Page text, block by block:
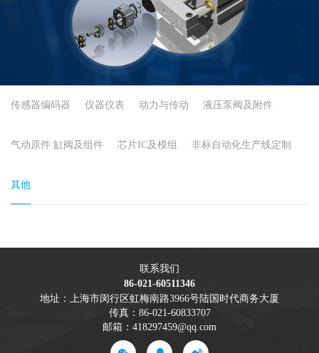
传感器编码器 仪器仪表 动力与传动 液压泵阀及附件
气动原件 缸阀及组件 芯片IC及模组 非标自动化生产线定制
其他
联系我们
86-021-60511346
地址：上海市闵行区虹梅南路3966号陆国时代商务大厦
传真：86-021-60833707
邮箱：418297459@qq.com